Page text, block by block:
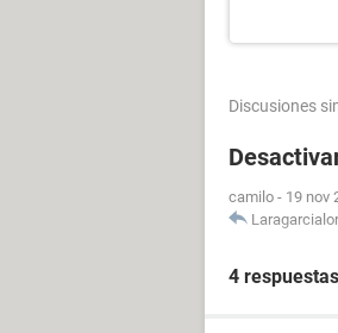
Discusiones
camilo - 19 nov
4 respuestas